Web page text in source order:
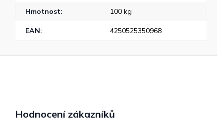
Hmotnost: 100 kg
EAN: 4250525350968
Hodnocení zákazníků